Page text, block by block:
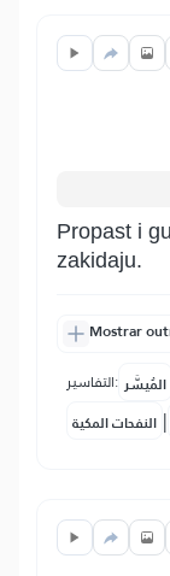
Propast i
zakidaju.
Mostrar
التفاسير: المُيسَّر
النفحات المكية |